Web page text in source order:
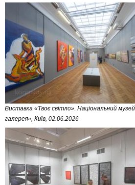
Виставка «Твоє світло». Національний
галерея», Київ, 02.06.2026